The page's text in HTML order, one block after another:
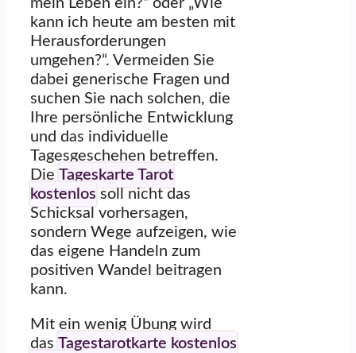
mein Leben ein?“ oder „Wie
kann ich heute am besten mit
Herausforderungen
umgehen?“. Vermeiden Sie
dabei generische Fragen und
suchen Sie nach solchen, die
Ihre persönliche Entwicklung
und das individuelle
Tagesgeschehen betreffen.
Die Tageskarte Tarot
kostenlos soll nicht das
Schicksal vorhersagen,
sondern Wege aufzeigen, wie
das eigene Handeln zum
positiven Wandel beitragen
kann.
Mit ein wenig Übung wird
das Tagestarotkarte kostenlos